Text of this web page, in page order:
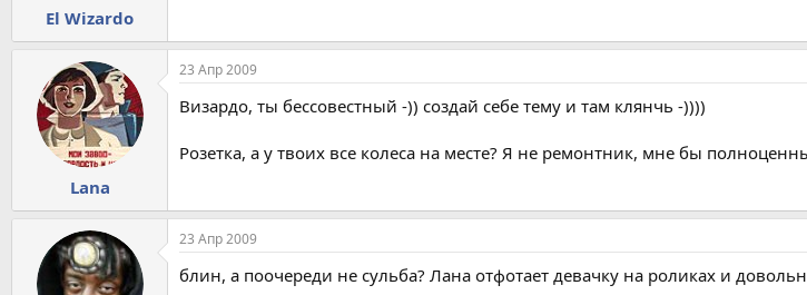
El Wizardo
Lana
23 Апр 2009
Визардо, ты бессовестный -)) создай себе тему и там клянчь -))))
Розетка, а у твоих все колеса на месте? Я не ремонтник, мне бы
23 Апр 2009
блин, а поочереди не сульба? Лана отфотает девачку на роликах и